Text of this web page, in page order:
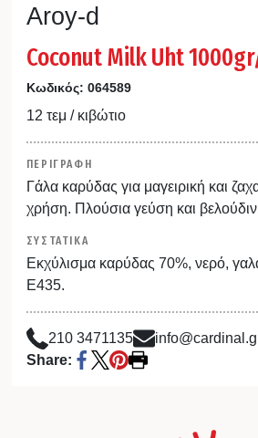
Aroy-d
Coconut Milk Uht
Κωδικός: 064589
12 τεμ / κιβώτιο
ΠΕΡΙΓΡΑΦΗ
Γάλα καρύδας για μαγειρική και
χρήση. Πλούσια γεύση και
ΣΥΣΤΑΤΙΚΑ
Εκχύλισμα καρύδας 70%, νερό,
Ε435.
210 3471135
Share: